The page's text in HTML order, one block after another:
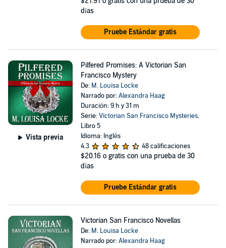
días
Pruebe Estándar gratis
Vista previa
Pilfered Promises: A Victorian San
Francisco Mystery
De: M. Louisa Locke
Narrado por:Alexandra Haag
Duración: 9 h y 31 m
Serie:Victorian San Francisco Mysteries,
Libro 5
Idioma: Inglés
4.3
48 calificaciones
$20.16 o gratis con una prueba de 30
días
Pruebe Estándar gratis
Victorian San Francisco Novellas
De: M. Louisa Locke
Narrado por:Alexandra Haag